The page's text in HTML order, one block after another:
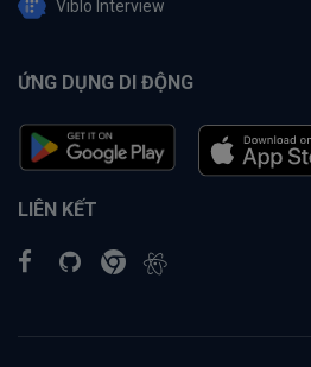
Viblo Interview
ỨNG DỤNG DI ĐỘNG
LIÊN KẾT